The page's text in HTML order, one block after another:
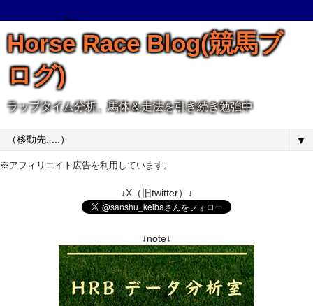
Horse Race Blog(競馬ブ
ログ)
ラップタイム分析、馬体＆走法を引き続き勉強中
▼
※アフィリエイト広告を利用しています。
↓X（旧twitter）↓
↓note↓